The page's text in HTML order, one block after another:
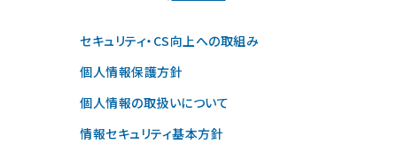
セキュリティ・CS向上への取組み
個人情報保護方針
個人情報の取扱いについて
情報セキュリティ基本方針